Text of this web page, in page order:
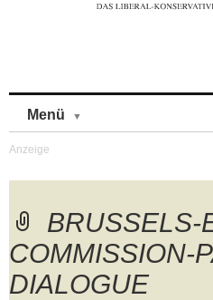
Menü
BRUSSELS-
COMMISSION-
DIALOGUE